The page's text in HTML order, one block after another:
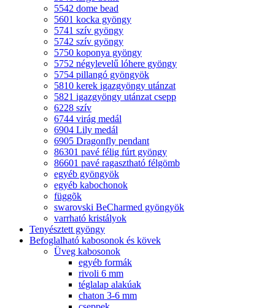
5542 dome bead
5601 kocka gyöngy
5741 szív gyöngy
5742 szív gyöngy
5750 koponya gyöngy
5752 négylevelű lóhere gyöngy
5754 pillangó gyöngyök
5810 kerek igazgyöngy utánzat
5821 igazgyöngy utánzat csepp
6228 szív
6744 virág medál
6904 Lily medál
6905 Dragonfly pendant
86301 pavé félig fúrt gyöngy
86601 pavé ragasztható félgömb
egyéb gyöngyök
egyéb kabochonok
függõk
swarovski BeCharmed gyöngyök
varrható kristályok
Tenyésztett gyöngy
Befoglalható kabosonok és kövek
Üveg kabosonok
egyéb formák
rivoli 6 mm
téglalap alakúak
chaton 3-6 mm